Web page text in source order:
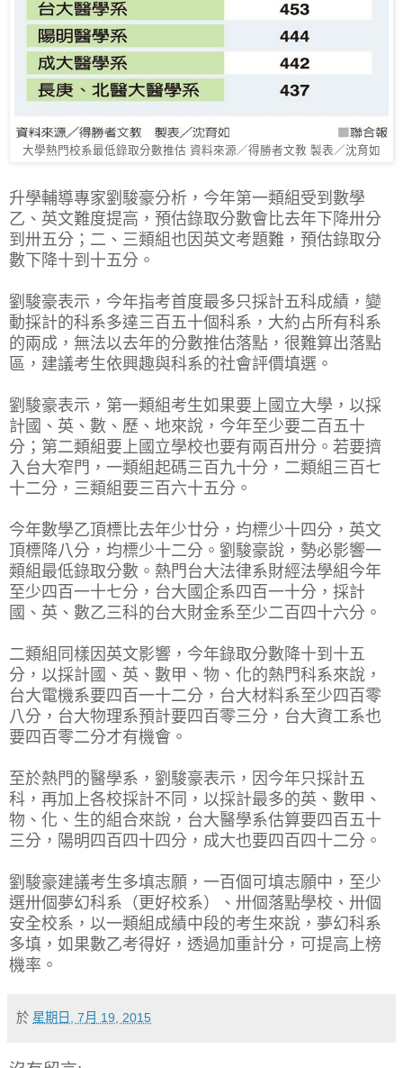
大學熱門校系最低錄取分數推估 資料來源／得勝者文教 製表／沈育如
升學輔導專家劉駿豪分析，今年第一類組受到數學
乙、英文難度提高，預估錄取分數會比去年下降卅分
到卅五分；二、三類組也因英文考題難，預估錄取分
數下降十到十五分。
劉駿豪表示，今年指考首度最多只採計五科成績，變
動採計的科系多達三百五十個科系，大約占所有科系
的兩成，無法以去年的分數推估落點，很難算出落點
區，建議考生依興趣與科系的社會評價填選。
劉駿豪表示，第一類組考生如果要上國立大學，以採
計國、英、數、歷、地來說，今年至少要二百五十
分；第二類組要上國立學校也要有兩百卅分。若要擠
入台大窄門，一類組起碼三百九十分，二類組三百七
十二分，三類組要三百六十五分。
今年數學乙頂標比去年少廿分，均標少十四分，英文
頂標降八分，均標少十二分。劉駿豪說，勢必影響一
類組最低錄取分數。熱門台大法律系財經法學組今年
至少四百一十七分，台大國企系四百一十分，採計
國、英、數乙三科的台大財金系至少二百四十六分。
二類組同樣因英文影響，今年錄取分數降十到十五
分，以採計國、英、數甲、物、化的熱門科系來說，
台大電機系要四百一十二分，台大材料系至少四百零
八分，台大物理系預計要四百零三分，台大資工系也
要四百零二分才有機會。
至於熱門的醫學系，劉駿豪表示，因今年只採計五
科，再加上各校採計不同，以採計最多的英、數甲、
物、化、生的組合來說，台大醫學系估算要四百五十
三分，陽明四百四十四分，成大也要四百四十二分。
劉駿豪建議考生多填志願，一百個可填志願中，至少
選卅個夢幻科系（更好校系）、卅個落點學校、卅個
安全校系，以一類組成績中段的考生來說，夢幻科系
多填，如果數乙考得好，透過加重計分，可提高上榜
機率。
於 星期日, 7月 19, 2015